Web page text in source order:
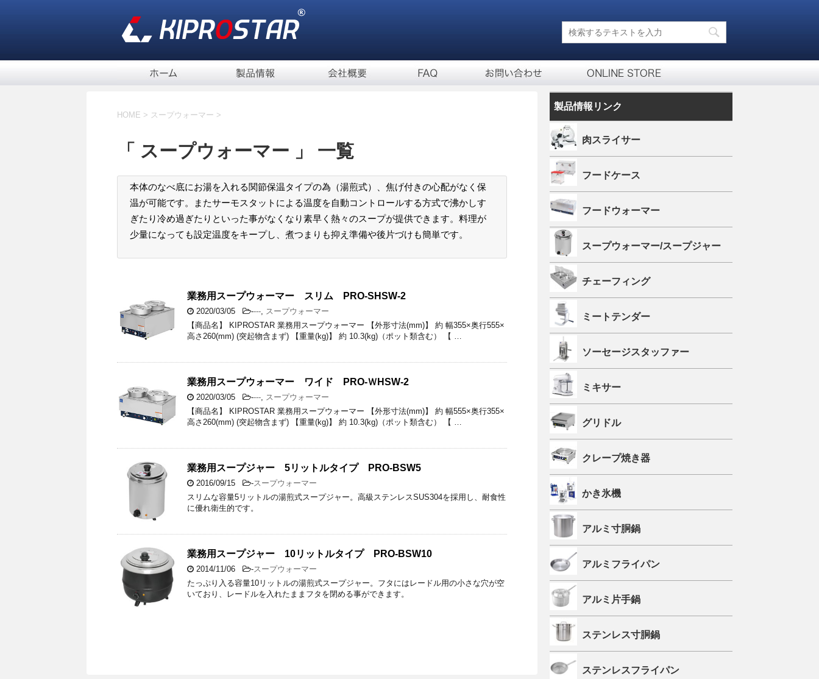
HOME > スープウォーマー >
「 スープウォーマー 」 一覧
本体のなべ底にお湯を入れる関節保温タイプの為（湯煎式）、焦げ付きの心配がなく保
温が可能です。またサーモスタットによる温度を自動コントロールする方式で沸かしす
ぎたり冷め過ぎたりといった事がなくなり素早く熱々のスープが提供できます。料理が
少量になっても設定温度をキープし、煮つまりも抑え準備や後片づけも簡単です。
業務用スープウォーマー スリム PRO-SHSW-2
2020/03/05 ----, スープウォーマー
【商品名】 KIPROSTAR 業務用スープウォーマー 【外形寸法(mm)】 約 幅355×奥行555×
高さ260(mm) (突起物含まず) 【重量(kg)】 約 10.3(kg)（ポット類含む） 【 …
業務用スープウォーマー ワイド PRO-ＷHSW-2
2020/03/05 ----, スープウォーマー
【商品名】 KIPROSTAR 業務用スープウォーマー 【外形寸法(mm)】 約 幅555×奥行355×
高さ260(mm) (突起物含まず) 【重量(kg)】 約 10.3(kg)（ポット類含む） 【 …
業務用スープジャー 5リットルタイプ PRO-BSW5
2016/09/15 -スープウォーマー
スリムな容量5リットルの湯煎式スープジャー。高級ステンレスSUS304を採用し、耐食性
に優れ衛生的です。
業務用スープジャー 10リットルタイプ PRO-BSW10
2014/11/06 -スープウォーマー
たっぷり入る容量10リットルの湯煎式スープジャー。フタにはレードル用の小さな穴が空
いており、レードルを入れたままフタを閉める事ができます。
製品情報リンク
肉スライサー
フードケース
フードウォーマー
スープウォーマー/スープジャー
チェーフィング
ミートテンダー
ソーセージスタッファー
ミキサー
グリドル
クレープ焼き器
かき氷機
アルミ寸胴鍋
アルミフライパン
アルミ片手鍋
ステンレス寸胴鍋
ステンレスフライパン